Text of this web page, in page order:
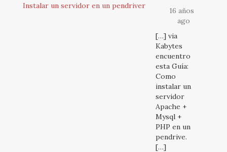
Instalar un servidor en un pendriver
16 años
ago
[…] via
Kabytes
encuentro
esta Guía:
Como
instalar un
servidor
Apache +
Mysql +
PHP en un
pendrive.
[…]